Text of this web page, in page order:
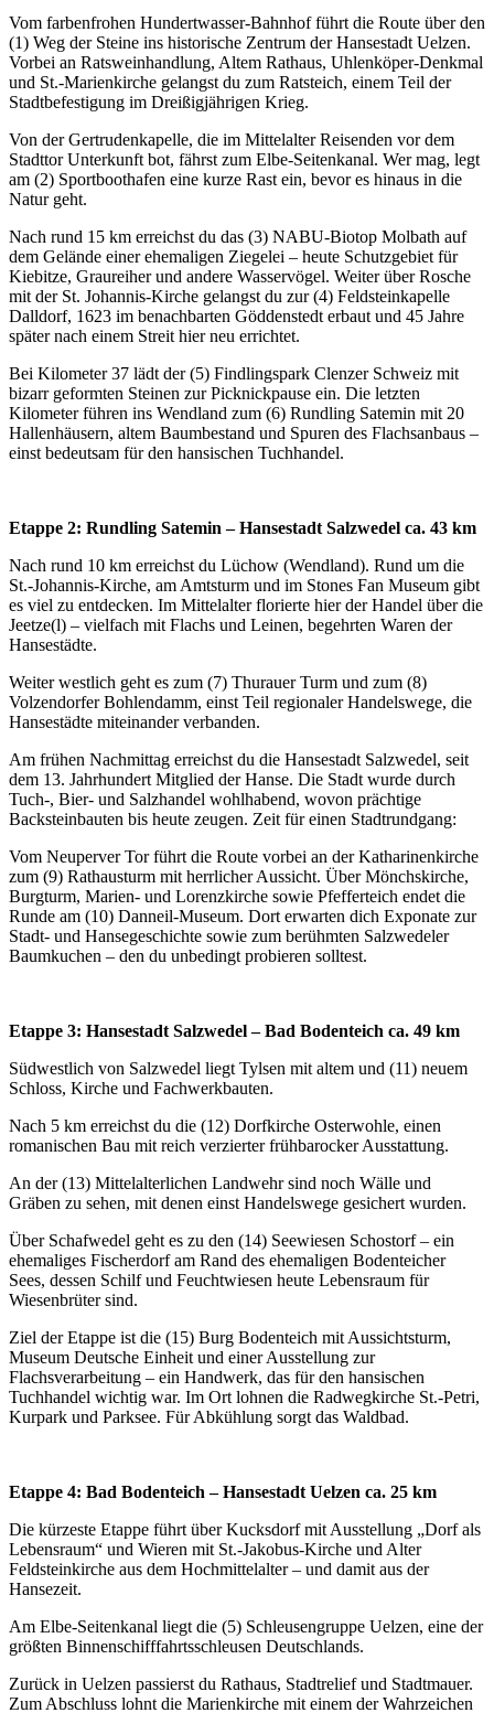
Vom farbenfrohen Hundertwasser-Bahnhof führt die Route über den
(1) Weg der Steine ins historische Zentrum der Hansestadt Uelzen.
Vorbei an Ratsweinhandlung, Altem Rathaus, Uhlenköper-Denkmal
und St.-Marienkirche gelangst du zum Ratsteich, einem Teil der
Stadtbefestigung im Dreißigjährigen Krieg.
Von der Gertrudenkapelle, die im Mittelalter Reisenden vor dem
Stadttor Unterkunft bot, fährst zum Elbe-Seitenkanal. Wer mag, legt
am (2) Sportboothafen eine kurze Rast ein, bevor es hinaus in die
Natur geht.
Nach rund 15 km erreichst du das (3) NABU-Biotop Molbath auf
dem Gelände einer ehemaligen Ziegelei – heute Schutzgebiet für
Kiebitze, Graureiher und andere Wasservögel. Weiter über Rosche
mit der St. Johannis-Kirche gelangst du zur (4) Feldsteinkapelle
Dalldorf, 1623 im benachbarten Göddenstedt erbaut und 45 Jahre
später nach einem Streit hier neu errichtet.
Bei Kilometer 37 lädt der (5) Findlingspark Clenzer Schweiz mit
bizarr geformten Steinen zur Picknickpause ein. Die letzten
Kilometer führen ins Wendland zum (6) Rundling Satemin mit 20
Hallenhäusern, altem Baumbestand und Spuren des Flachsanbaus –
einst bedeutsam für den hansischen Tuchhandel.
Etappe 2: Rundling Satemin – Hansestadt Salzwedel ca. 43 km
Nach rund 10 km erreichst du Lüchow (Wendland). Rund um die
St.-Johannis-Kirche, am Amtsturm und im Stones Fan Museum gibt
es viel zu entdecken. Im Mittelalter florierte hier der Handel über die
Jeetze(l) – vielfach mit Flachs und Leinen, begehrten Waren der
Hansestädte.
Weiter westlich geht es zum (7) Thurauer Turm und zum (8)
Volzendorfer Bohlendamm, einst Teil regionaler Handelswege, die
Hansestädte miteinander verbanden.
Am frühen Nachmittag erreichst du die Hansestadt Salzwedel, seit
dem 13. Jahrhundert Mitglied der Hanse. Die Stadt wurde durch
Tuch-, Bier- und Salzhandel wohlhabend, wovon prächtige
Backsteinbauten bis heute zeugen. Zeit für einen Stadtrundgang:
Vom Neuperver Tor führt die Route vorbei an der Katharinenkirche
zum (9) Rathausturm mit herrlicher Aussicht. Über Mönchskirche,
Burgturm, Marien- und Lorenzkirche sowie Pfefferteich endet die
Runde am (10) Danneil-Museum. Dort erwarten dich Exponate zur
Stadt- und Hansegeschichte sowie zum berühmten Salzwedeler
Baumkuchen – den du unbedingt probieren solltest.
Etappe 3: Hansestadt Salzwedel – Bad Bodenteich ca. 49 km
Südwestlich von Salzwedel liegt Tylsen mit altem und (11) neuem
Schloss, Kirche und Fachwerkbauten.
Nach 5 km erreichst du die (12) Dorfkirche Osterwohle, einen
romanischen Bau mit reich verzierter frühbarocker Ausstattung.
An der (13) Mittelalterlichen Landwehr sind noch Wälle und
Gräben zu sehen, mit denen einst Handelswege gesichert wurden.
Über Schafwedel geht es zu den (14) Seewiesen Schostorf – ein
ehemaliges Fischerdorf am Rand des ehemaligen Bodenteicher
Sees, dessen Schilf und Feuchtwiesen heute Lebensraum für
Wiesenbrüter sind.
Ziel der Etappe ist die (15) Burg Bodenteich mit Aussichtsturm,
Museum Deutsche Einheit und einer Ausstellung zur
Flachsverarbeitung – ein Handwerk, das für den hansischen
Tuchhandel wichtig war. Im Ort lohnen die Radwegkirche St.-Petri,
Kurpark und Parksee. Für Abkühlung sorgt das Waldbad.
Etappe 4: Bad Bodenteich – Hansestadt Uelzen ca. 25 km
Die kürzeste Etappe führt über Kucksdorf mit Ausstellung „Dorf als
Lebensraum“ und Wieren mit St.-Jakobus-Kirche und Alter
Feldsteinkirche aus dem Hochmittelalter – und damit aus der
Hansezeit.
Am Elbe-Seitenkanal liegt die (5) Schleusengruppe Uelzen, eine der
größten Binnenschifffahrtsschleusen Deutschlands.
Zurück in Uelzen passierst du Rathaus, Stadtrelief und Stadtmauer.
Zum Abschluss lohnt die Marienkirche mit einem der Wahrzeichen